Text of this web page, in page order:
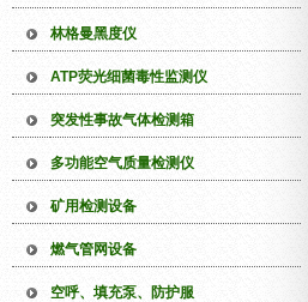
林格曼黑度仪
ATP荧光细菌毒性监测仪
突发性事故气体检测箱
多功能空气质量检测仪
矿用检测设备
燃气管网设备
空呼、填充泵、防护服